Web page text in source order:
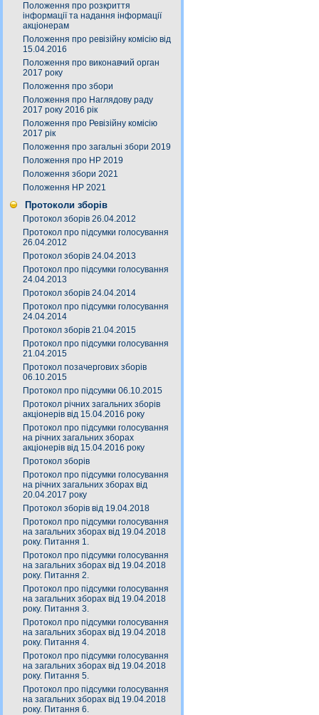
Положення про розкриття
інформації та надання інформації
акціонерам
Положення про ревізійну комісію від
15.04.2016
Положення про виконавчий орган
2017 року
Положення про збори
Положення про Наглядову раду
2017 року 2016 рік
Положення про Ревізійну комісію
2017 рік
Положення про загальні збори 2019
Положення про НР 2019
Положення збори 2021
Положення НР 2021
Протоколи зборів
Протокол зборів 26.04.2012
Протокол про підсумки голосування
26.04.2012
Протокол зборів 24.04.2013
Протокол про підсумки голосування
24.04.2013
Протокол зборів 24.04.2014
Протокол про підсумки голосування
24.04.2014
Протокол зборів 21.04.2015
Протокол про підсумки голосування
21.04.2015
Протокол позачергових зборів
06.10.2015
Протокол про підсумки 06.10.2015
Протокол річних загальних зборів
акціонерів від 15.04.2016 року
Протокол про підсумки голосування
на річних загальних зборах
акціонерів від 15.04.2016 року
Протокол зборів
Протокол про підсумки голосування
на річних загальних зборах від
20.04.2017 року
Протокол зборів від 19.04.2018
Протокол про підсумки голосування
на загальних зборах від 19.04.2018
року. Питання 1.
Протокол про підсумки голосування
на загальних зборах від 19.04.2018
року. Питання 2.
Протокол про підсумки голосування
на загальних зборах від 19.04.2018
року. Питання 3.
Протокол про підсумки голосування
на загальних зборах від 19.04.2018
року. Питання 4.
Протокол про підсумки голосування
на загальних зборах від 19.04.2018
року. Питання 5.
Протокол про підсумки голосування
на загальних зборах від 19.04.2018
року. Питання 6.